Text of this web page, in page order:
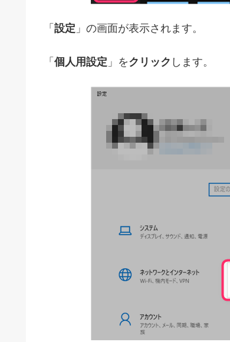
「 設定 」の画面が表示されます。
「 個人用設定 」をクリック します。